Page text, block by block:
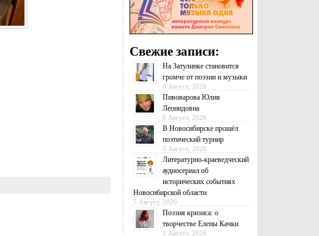
Свежие записи:
На Затулинке становится
громче от поэзии и музыки
6 Август, 2026
Пивоварова Юлия
Леонидовна
6 Август, 2026
В Новосибирске прошёл
поэтический турнир
5 Август, 2026
Литературно-краеведческий
аудиосериал об
исторических событиях
Новосибирской области
5 Август, 2026
Поэзия кризиса: о
творчестве Елены Качки
3 Август, 2026